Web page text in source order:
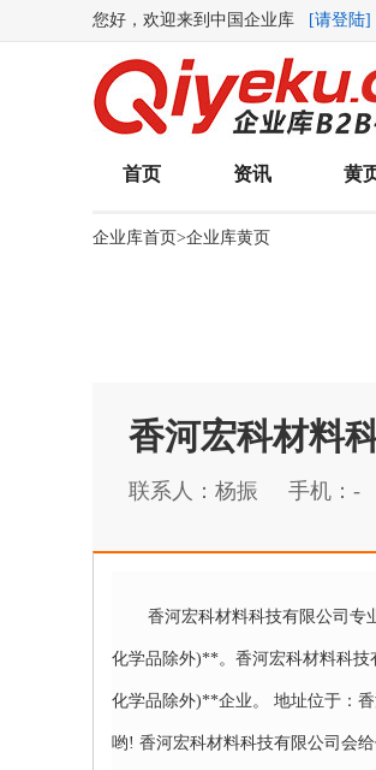
您好，欢迎来到中国企业库 [请登陆]
首页 资讯 黄
企业库首页>企业库黄页
香河宏科材料
联系人：杨振 手机：-
香河宏科材料科技有限公司专
化学品除外)**。香河宏科材料科技
化学品除外)**企业。 地址位于：
哟! 香河宏科材料科技有限公司会